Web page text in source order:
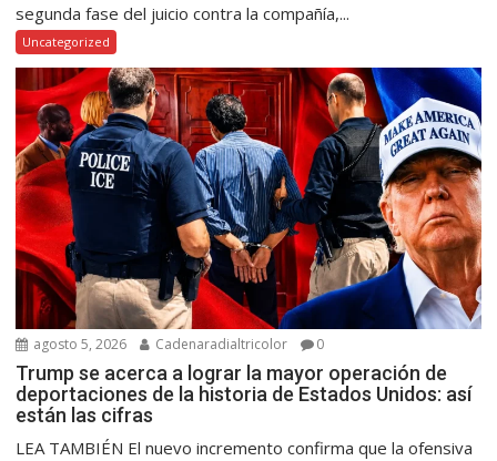
segunda fase del juicio contra la compañía,...
Uncategorized
agosto 5, 2026 Cadenaradialtricolor 0
Trump se acerca a lograr la mayor operación de
deportaciones de la historia de Estados Unidos: así
están las cifras
LEA TAMBIÉN El nuevo incremento confirma que la ofensiva